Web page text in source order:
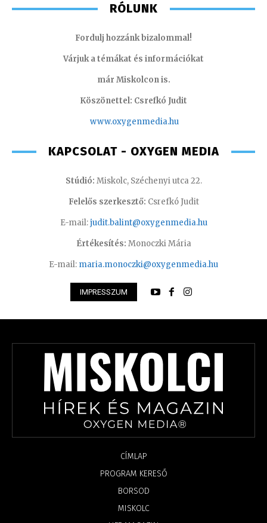
RÓLUNK
Fordulj hozzánk bizalommal!
Várjuk a témákat és információkat
már Miskolcon is.
Köszönettel: Csrefkó Judit
www.oxygenmedia.hu
KAPCSOLAT - OXYGEN MEDIA
Stúdió: Miskolc, Széchenyi utca 22.
Felelős szerkesztő: Csrefkó Judit
E-mail:judit.balint@oxygenmedia.hu
Értékesítés: Monoczki Mária
E-mail: maria.monoczki@oxygenmedia.hu
IMPRESSZUM
CÍMLAP
PROGRAM KERESŐ
BORSOD
MISKOLC